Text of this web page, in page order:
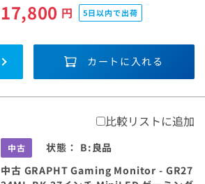
17,800 円 5日以内で出荷
カートに入れる
比較リストに追加
中古 状態： B:良品
中古 GRAPHT Gaming Monitor - GR27